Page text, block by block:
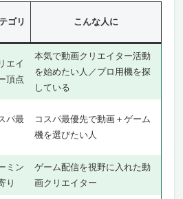
ゴリ こんな人に
エイ
頂点
本気で動画クリエイター活動
を始めたい人／プロ用機を探
している
パ最
コスパ最優先で動画＋ゲーム
機を選びたい人
ミン
り
ゲーム配信を視野に入れた動
画クリエイター